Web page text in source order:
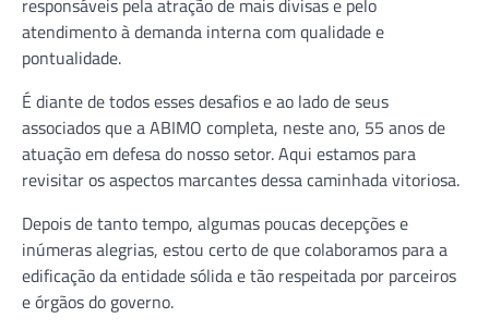
atendimento à demanda interna com qualidade e
pontualidade.
É diante de todos esses desafios e ao lado de seus
associados que a ABIMO completa, neste ano, 55 anos de
atuação em defesa do nosso setor. Aqui estamos para
revisitar os aspectos marcantes dessa caminhada vitoriosa.
Depois de tanto tempo, algumas poucas decepções e
inúmeras alegrias, estou certo de que colaboramos para a
edificação da entidade sólida e tão respeitada por parceiros
e órgãos do governo.